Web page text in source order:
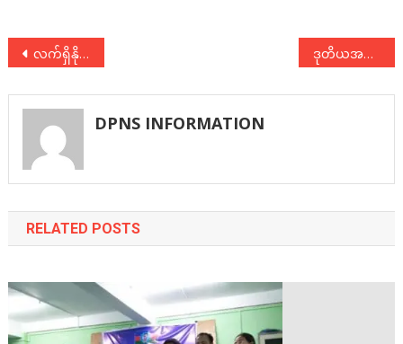
Post
navigation
လက်ရှိနိုင်ငံရေးအခြေအနေဆိုင်ရာ ညှိနှိုင်းဆွေးနွေးပွဲ(ဒုတိယအကြိမ်) ပထမနေ့ ဒုတိယအကြိမ်၊ လက်ရှိနိုင်ငံရေးအခြေအနေဆိုင်ရာ ညှိနှိုင်းဆွေးနွေးပွဲ သတင်းထုတ်ပြန်ချက်
DPNS INFORMATION
RELATED POSTS